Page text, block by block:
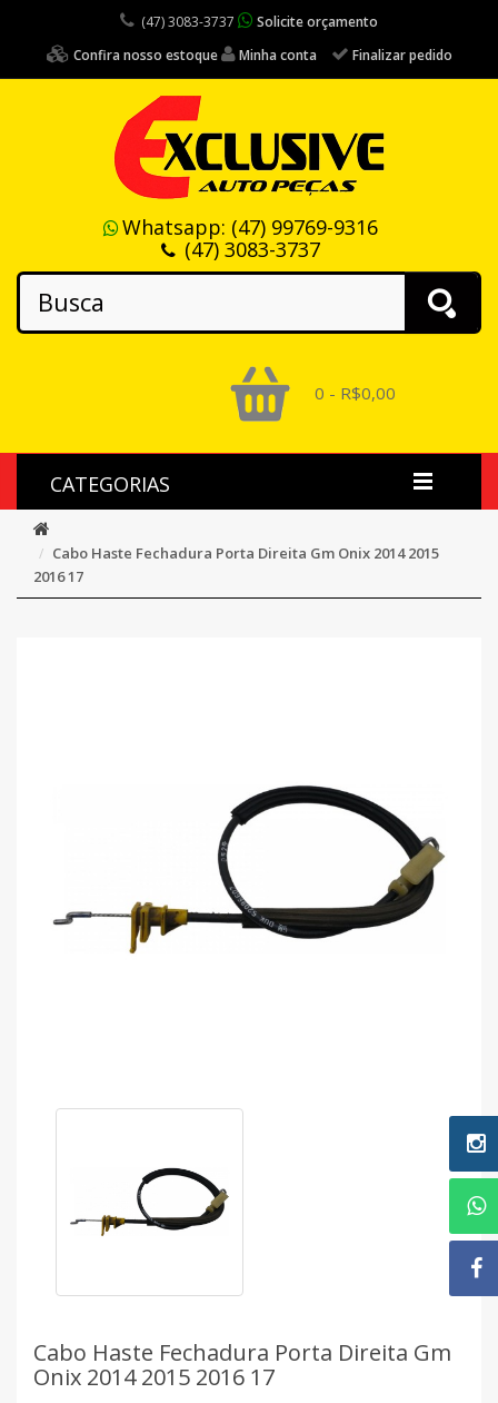
(47) 3083-3737
Solicite orçamento
Confira nosso estoque
Minha conta Finalizar pedido
Whatsapp: (47) 99769-9316
(47) 3083-3737
0 - R$0,00
CATEGORIAS
Cabo Haste Fechadura Porta Direita Gm Onix 2014 2015
2016 17
Cabo Haste Fechadura Porta Direita Gm
Onix 2014 2015 2016 17